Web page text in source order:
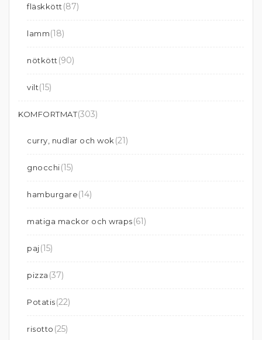
fläskkött (87)
lamm(18)
nötkött (90)
vilt(15)
KOMFORTMAT(303)
curry, nudlar och wok (21)
gnocchi(15)
hamburgare(14)
matiga mackor och wraps(61)
paj(15)
pizza (37)
Potatis(22)
risotto (25)